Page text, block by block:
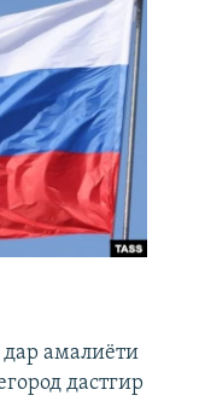
амалиёти
дастгир